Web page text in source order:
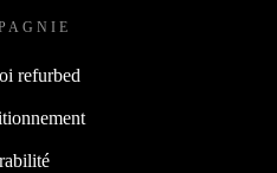
refurbed